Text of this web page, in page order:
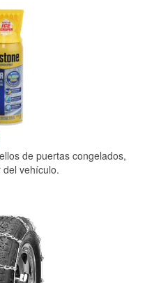
de puertas congelados,
vehículo.